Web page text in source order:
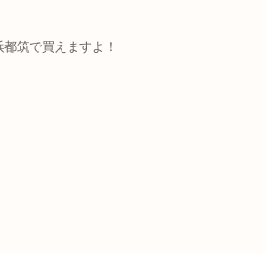
筑で買えますよ！